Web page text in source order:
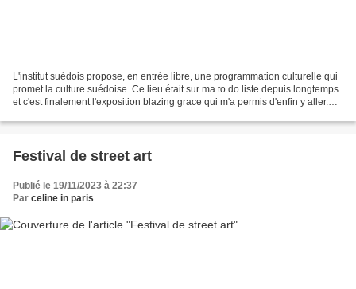
L'institut suédois propose, en entrée libre, une programmation culturelle qui
promet la culture suédoise. Ce lieu était sur ma to do liste depuis longtemps
et c'est finalement l'exposition blazing grace qui m'a permis d'enfin y aller.
Festival de street art
Publié le 19/11/2023 à 22:37
Par celine in paris